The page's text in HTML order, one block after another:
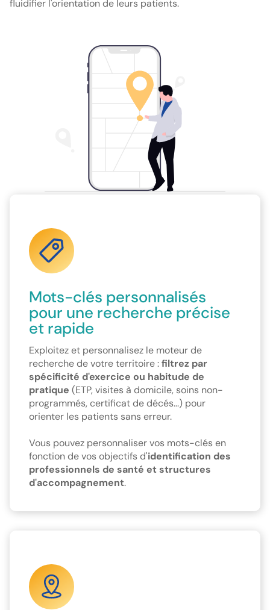
fluidifier l'orientation de leurs patients.
Mots-clés personnalisés
pour une recherche précise
et rapide
Exploitez et personnalisez le moteur de
recherche de votre territoire :filtrez par
spécificité d'exercice ou habitude de
pratique (ETP, visites à domicile, soins non-
programmés, certificat de décés...) pour
orienter les patients sans erreur.
Vous pouvez personnaliser vos mots-clés en
fonction de vos objectifs d'identification des
professionnels de santé et structures
d'accompagnement.